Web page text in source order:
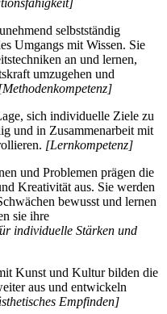
selbstständig
Umgangs mit Wissen. Sie
an und lernen,
umzugehen und
sich individuelle Ziele zu
und in Zusammenarbeit mit
[Lernkompetenz]
und Problemen prägen die
Kreativität aus. Sie werden
bewusst und lernen
sie ihre
individuelle Stärken und
Kunst und Kultur bilden die
aus und entwickeln
Empfinden]